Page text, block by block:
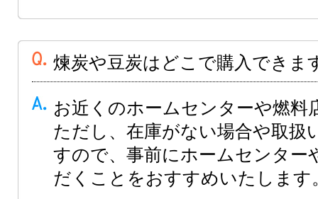
煉炭や豆炭はどこで購入できま
お近くのホームセンターや燃料
ただし、在庫がない場合や取扱
すので、事前にホームセンター
だくことをおすすめいたします